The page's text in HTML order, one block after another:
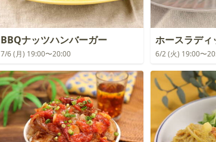
BBQナッツハンバーガー
7/6 (月) 19:00〜20:00
ホースラディ
6/2 (火) 19:00〜